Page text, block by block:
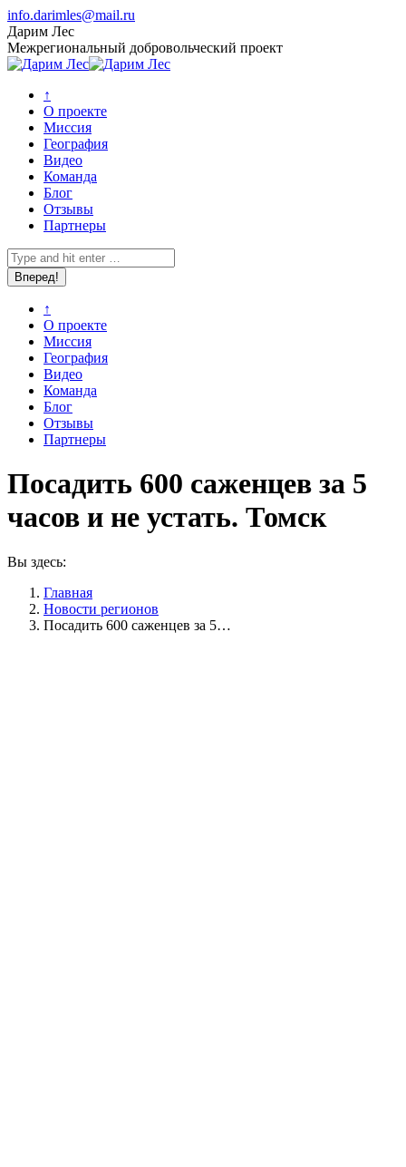
Перейти
к
содержанию
info.darimles@mail.ru
Вконтакте
page
opens
new
window
Vimeo
page
opens
new
window
Дарим Лес
Межрегиональный добровольческий проект
↑
О проекте
Миссия
География
Видео
Команда
Блог
Отзывы
Партнеры
Поиск:
↑
О проекте
Миссия
География
Видео
Команда
Блог
Отзывы
Партнеры
Посадить 600 саженцев за 5
часов и не устать. Томск
Вы здесь:
Главная
Новости регионов
Посадить 600 саженцев за 5…